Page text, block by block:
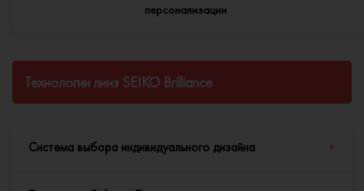
персонализации
Технологии линз SEIKO Brilliance
Система выбора индивидуального дизайна +